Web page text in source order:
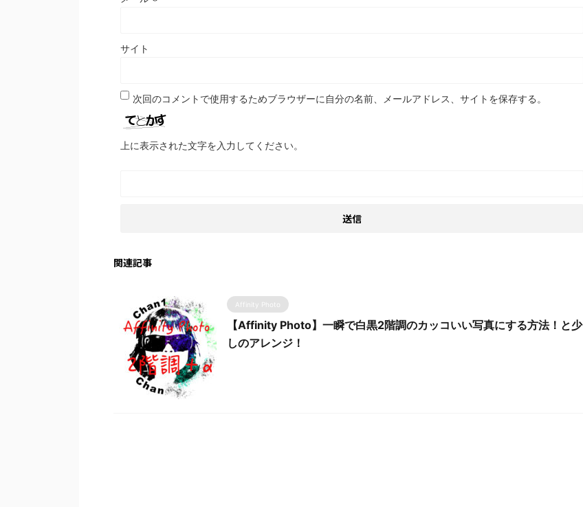
サイト
次回のコメントで使用するためブラウザーに自分の名前、メールアドレス、サイトを保存する。
上に表示された文字を入力してください。
関連記事
Affinity Photo
【Affinity Photo】一瞬で白黒2階調のカッコいい写真にする方法！と少
しのアレンジ！